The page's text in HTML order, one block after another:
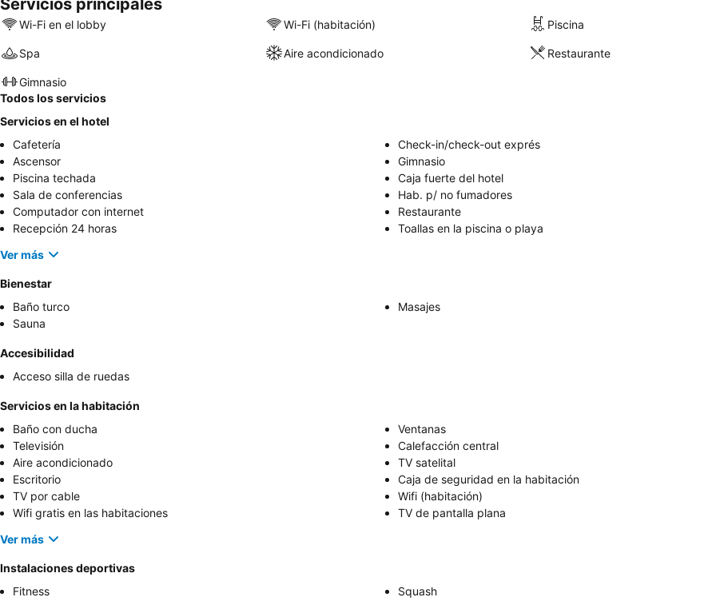
Servicios principales
Wi-Fi en el lobby Wi-Fi (habitación) Piscina
Spa Aire acondicionado Restaurante
Gimnasio
Todos los servicios
Servicios en el hotel
Cafetería
Check-in/check-out exprés
Ascensor
Gimnasio
Piscina techada
Caja fuerte del hotel
Sala de conferencias
Hab. p/ no fumadores
Computador con internet
Restaurante
Recepción 24 horas
Toallas en la piscina o playa
Ver más
Bienestar
Baño turco
Masajes
Sauna
Accesibilidad
Acceso silla de ruedas
Servicios en la habitación
Baño con ducha
Ventanas
Televisión
Calefacción central
Aire acondicionado
TV satelital
Escritorio
Caja de seguridad en la habitación
TV por cable
Wifi (habitación)
Wifi gratis en las habitaciones
TV de pantalla plana
Ver más
Instalaciones deportivas
Fitness
Squash